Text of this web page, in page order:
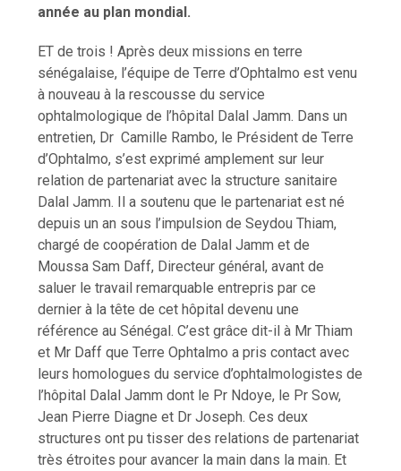
année au plan mondial.
ET de trois ! Après deux missions en terre
sénégalaise, l’équipe de Terre d’Ophtalmo est venu
à nouveau à la rescousse du service
ophtalmologique de l’hôpital Dalal Jamm. Dans un
entretien, Dr Camille Rambo, le Président de Terre
d’Ophtalmo, s’est exprimé amplement sur leur
relation de partenariat avec la structure sanitaire
Dalal Jamm. Il a soutenu que le partenariat est né
depuis un an sous l’impulsion de Seydou Thiam,
chargé de coopération de Dalal Jamm et de
Moussa Sam Daff, Directeur général, avant de
saluer le travail remarquable entrepris par ce
dernier à la tête de cet hôpital devenu une
référence au Sénégal. C’est grâce dit-il à Mr Thiam
et Mr Daff que Terre Ophtalmo a pris contact avec
leurs homologues du service d’ophtalmologistes de
l’hôpital Dalal Jamm dont le Pr Ndoye, le Pr Sow,
Jean Pierre Diagne et Dr Joseph. Ces deux
structures ont pu tisser des relations de partenariat
très étroites pour avancer la main dans la main. Et